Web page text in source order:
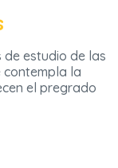
estudio de las
contempla la
el pregrado